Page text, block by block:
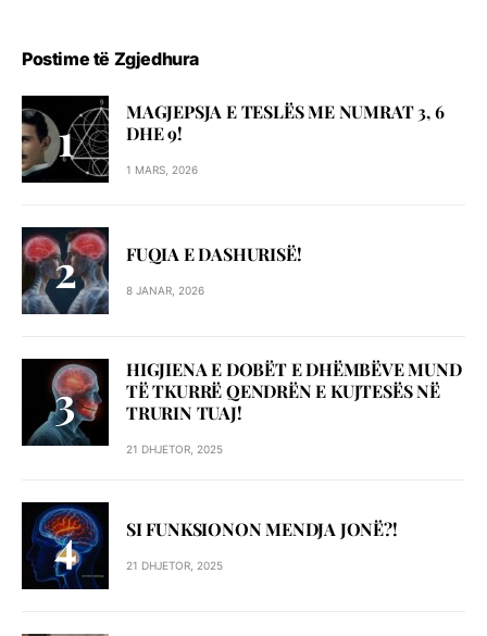
Postime të Zgjedhura
MAGJEPSJA E TESLËS ME NUMRAT 3, 6
DHE 9!
1 MARS, 2026
FUQIA E DASHURISË!
8 JANAR, 2026
HIGJIENA E DOBËT E DHËMBËVE MUND
TË TKURRË QENDRËN E KUJTESËS NË
TRURIN TUAJ!
21 DHJETOR, 2025
SI FUNKSIONON MENDJA JONË?!
21 DHJETOR, 2025